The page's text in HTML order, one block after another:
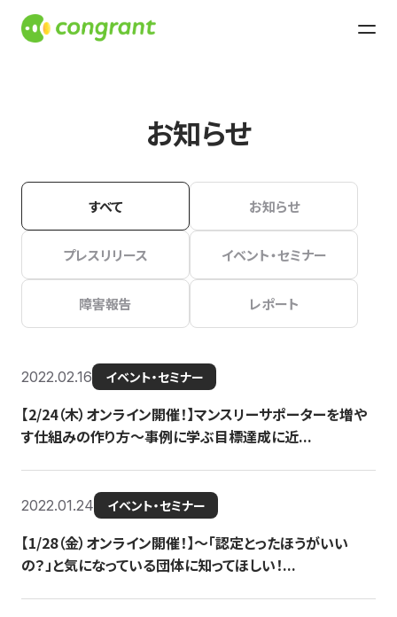
お知らせ
すべて お知らせ
プレスリリース イベント・セミナー
障害報告 レポート
2022.02.16 イベント・セミナー
【2/24（木）オンライン開催！】マンスリーサポーターを増や
す仕組みの作り方〜事例に学ぶ目標達成に近...
2022.01.24 イベント・セミナー
【1/28（金）オンライン開催！】〜「認定とったほうがいい
の？」と気になっている団体に知ってほしい！...